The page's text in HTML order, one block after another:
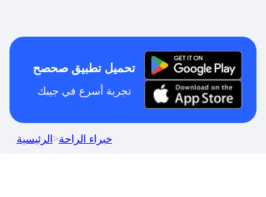
تحميل تطبيق صحصح
تجربة أسرع في جيبك
الرئيسية>خبراء الراحة